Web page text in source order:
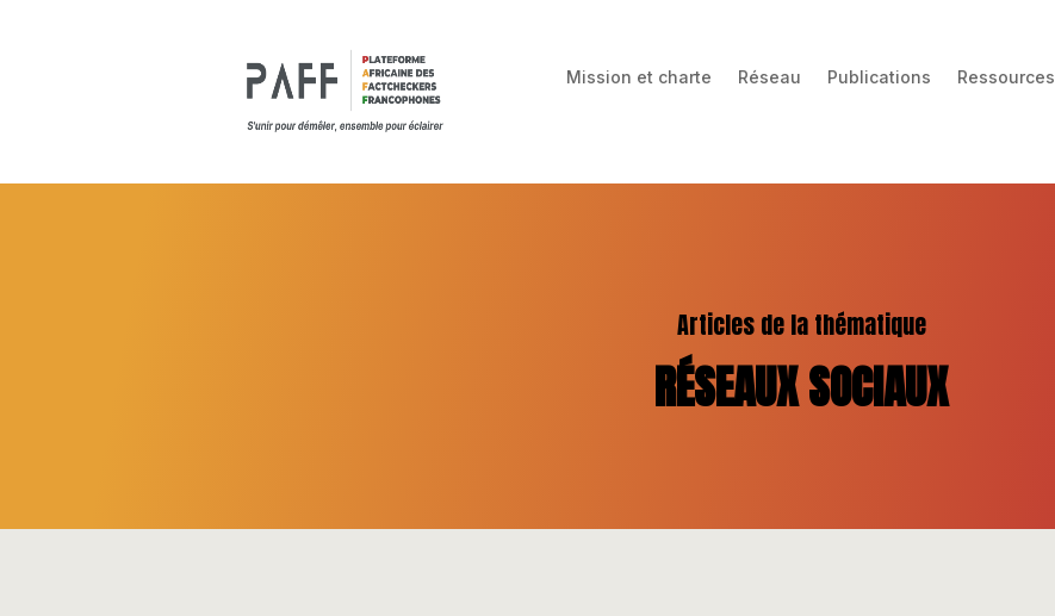
Mission et charte Réseau Publications Ressources
Articles de la thématique
RÉSEAUX SOCIAUX